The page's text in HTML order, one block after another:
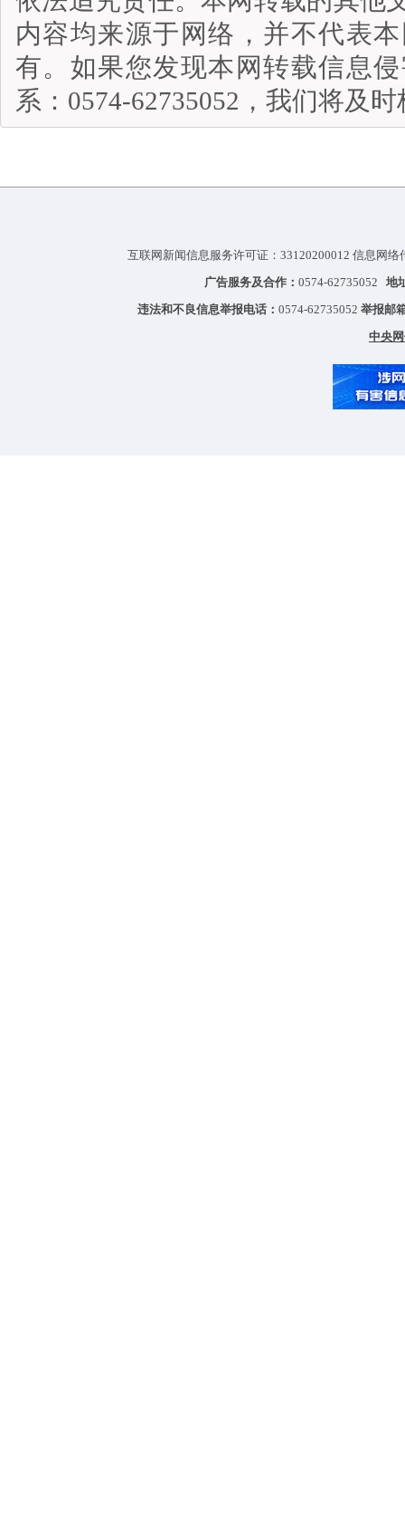
内容均来源于网络，并不代表
有。如果您发现本网转载信息
系：0574-62735052，我们将及
互联网新闻信息服务许可证：33120200012 信息网
广告服务及合作： 0574-62735052 地
违法和不良信息举报电话： 0574-62735052 举报邮
中央